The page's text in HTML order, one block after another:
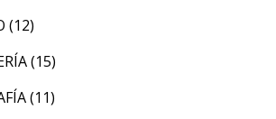
(12)
(15)
(11)